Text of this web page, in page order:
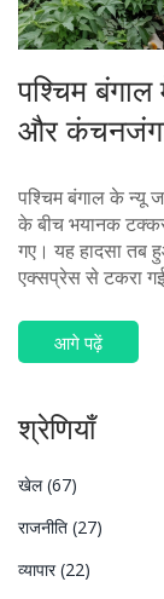
पश्चिम
और
पश्चिम बंगाल के न्यू
के बीच भयानक
गए। यह हादसा तब
एक्सप्रेस से टकरा
आगे पढ़ें
श्रेणियाँ
खेल(67)
राजनीति (27)
व्यापार(22)